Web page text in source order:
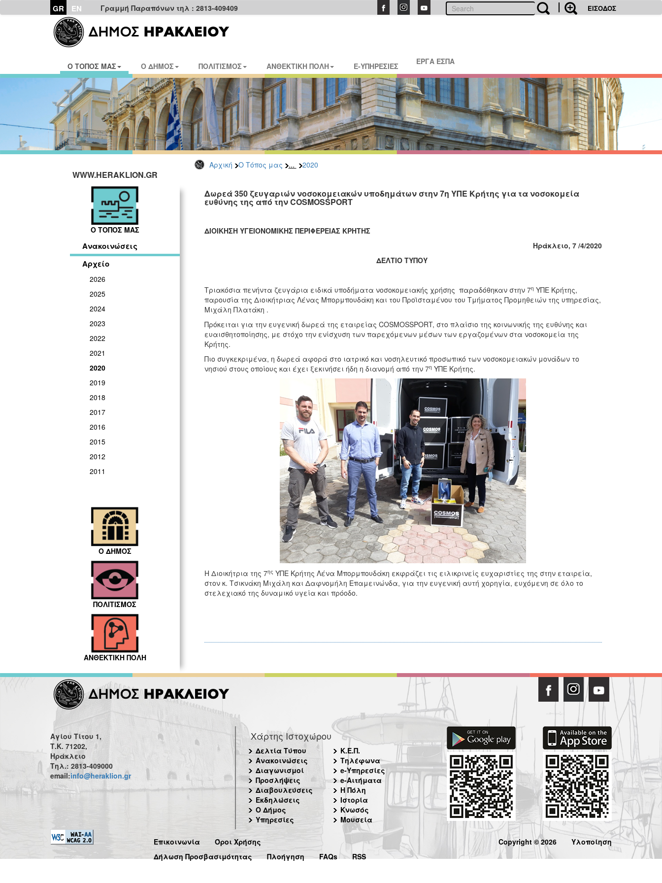
GR EN Γραμμή Παραπόνων τηλ : 2813-409409 ΕΙΣΟΔΟΣ
Ο ΤΟΠΟΣ ΜΑΣ Ο ΔΗΜΟΣ ΠΟΛΙΤΙΣΜΟΣ ΑΝΘΕΚΤΙΚΗ ΠΟΛΗ E-ΥΠΗΡΕΣΙΕΣ ΕΡΓΑ ΕΣΠΑ
Αρχική Ο Τόπος μας ... 2020
WWW.HERAKLION.GR
Ο ΤΟΠΟΣ ΜΑΣ
Ανακοινώσεις
Αρχείο
2026
2025
2024
2023
2022
2021
2020
2019
2018
2017
2016
2015
2012
2011
Ο ΔΗΜΟΣ
ΠΟΛΙΤΙΣΜΟΣ
ΑΝΘΕΚΤΙΚΗ ΠΟΛΗ
Δωρεά 350 ζευγαριών νοσοκομειακών υποδημάτων στην 7η ΥΠΕ Κρήτης για τα νοσοκομεία
ευθύνης της από την COSMOSSPORT
ΔΙΟΙΚΗΣΗ ΥΓΕΙΟΝΟΜΙΚΗΣ ΠΕΡΙΦΕΡΕΙΑΣ ΚΡΗΤΗΣ
Ηράκλειο, 7 /4/2020
ΔΕΛΤΙΟ ΤΥΠΟΥ
Τριακόσια πενήντα ζευγάρια ειδικά υποδήματα νοσοκομειακής χρήσης παραδόθηκαν στην 7η ΥΠΕ Κρήτης,
παρουσία της Διοικήτριας Λένας Μπορμπουδάκη και του Προϊσταμένου του Τμήματος Προμηθειών της υπηρεσίας,
Μιχάλη Πλατάκη .
Πρόκειται για την ευγενική δωρεά της εταιρείας COSMOSSPORT, στο πλαίσιο της κοινωνικής της ευθύνης και
ευαισθητοποίησης, με στόχο την ενίσχυση των παρεχόμενων μέσων των εργαζομένων στα νοσοκομεία της
Κρήτης.
Πιο συγκεκριμένα, η δωρεά αφορά στο ιατρικό και νοσηλευτικό προσωπικό των νοσοκομειακών μονάδων το
νησιού στους οποίους και έχει ξεκινήσει ήδη η διανομή από την 7η ΥΠΕ Κρήτης.
Η Διοικήτρια της 7ης ΥΠΕ Κρήτης Λένα Μπορμπουδάκη εκφράζει τις ειλικρινείς ευχαριστίες της στην εταιρεία,
στον κ. Τσικνάκη Μιχάλη και Δαφνομήλη Επαμεινώνδα, για την ευγενική αυτή χορηγία, ευχόμενη σε όλο το
στελεχιακό της δυναμικό υγεία και πρόοδο.
Αγίου Τίτου 1,
Τ.Κ. 71202,
Ηράκλειο
Τηλ.: 2813-409000
email:info@heraklion.gr
Χάρτης Ιστοχώρου
Δελτία Τύπου
Ανακοινώσεις
Διαγωνισμοί
Προσλήψεις
Διαβουλεύσεις
Εκδηλώσεις
Ο Δήμος
Υπηρεσίες
Κ.Ε.Π.
Τηλέφωνα
e-Υπηρεσίες
e-Αιτήματα
Η Πόλη
Ιστορία
Κνωσός
Μουσεία
Επικοινωνία
Όροι Χρήσης
Δήλωση Προσβασιμότητας
Πλοήγηση FAQs RSS
Copyright © 2026 Υλοποίηση